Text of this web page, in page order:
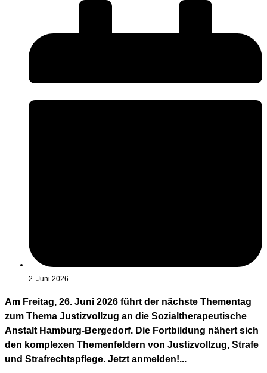
2. Juni 2026
Am Freitag, 26. Juni 2026 führt der nächste Thementag
zum Thema Justizvollzug an die Sozialtherapeutische
Anstalt Hamburg-Bergedorf. Die Fortbildung nähert sich
den komplexen Themenfeldern von Justizvollzug, Strafe
und Strafrechtspflege. Jetzt anmelden!...